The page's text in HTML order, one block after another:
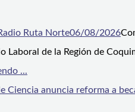
Ruta Norte06/08/2026
Laboral de la Región de
...